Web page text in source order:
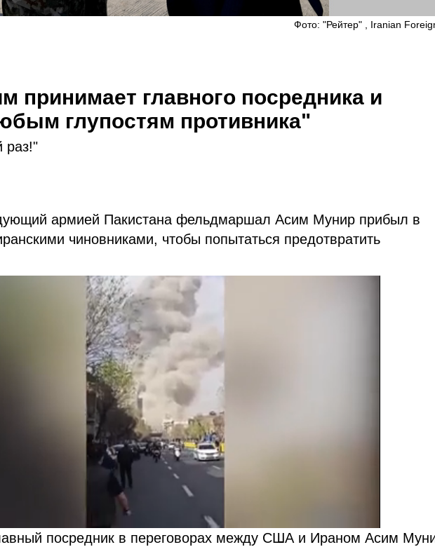
Фото: "Рейтер" , Iranian
принимает главного посредника и
глупостям противника"
раз!"
армией Пакистана фельдмаршал Асим Мунир прибыл в
чиновниками, чтобы попытаться предотвратить
посредник в переговорах между США и Ираном Асим